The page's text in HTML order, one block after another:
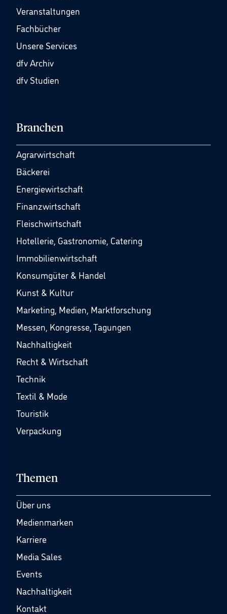
Veranstaltungen
Fachbücher
Unsere Services
dfv Archiv
dfv Studien
Branchen
Agrarwirtschaft
Bäckerei
Energiewirtschaft
Finanzwirtschaft
Fleischwirtschaft
Hotellerie, Gastronomie, Catering
Immobilienwirtschaft
Konsumgüter & Handel
Kunst & Kultur
Marketing, Medien, Marktforschung
Messen, Kongresse, Tagungen
Nachhaltigkeit
Recht & Wirtschaft
Technik
Textil & Mode
Touristik
Verpackung
Themen
Über uns
Medienmarken
Karriere
Media Sales
Events
Nachhaltigkeit
Kontakt